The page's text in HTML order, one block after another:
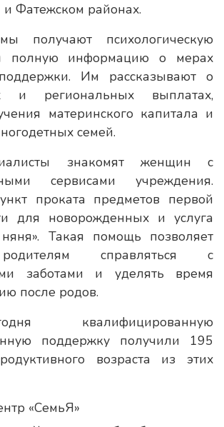
Фатежском районах.
получают психологическую
полную информацию о мерах
Им рассказывают о
и региональных выплатах,
материнского капитала и
семей.
знакомят женщин с
сервисами учреждения.
проката предметов первой
для новорожденных и услуга
Такая помощь позволяет
справляться с
заботами и уделять время
после родов.
квалифицированную
поддержку получили 195
возраста из этих
«СемьЯ»